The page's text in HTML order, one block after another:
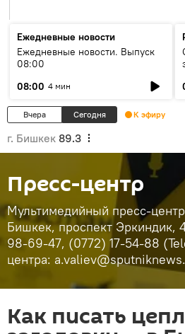
Ежедневные новости
Ежедневные новости. Выпуск
08:00
08:00 4 мин
Вчера Сегодня К эфиру
г. Бишкек 89.3
Пресс-центр
Мультимедийный пресс-
Бишкек, проспект Эркиндик,
98-69-47, (0772) 17-54-88
центра:
Как писать